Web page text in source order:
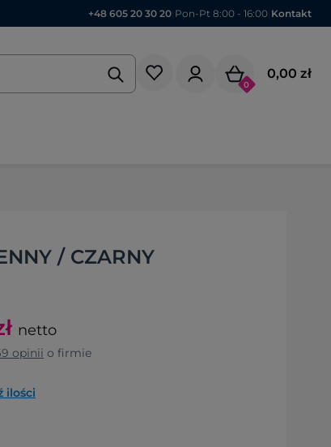
+48 605 20 30 20 Pon-Pt 8:00 - 16:00 Kontakt
0
0,00 zł
/ CZARNY
netto
opinii o firmie
ilości